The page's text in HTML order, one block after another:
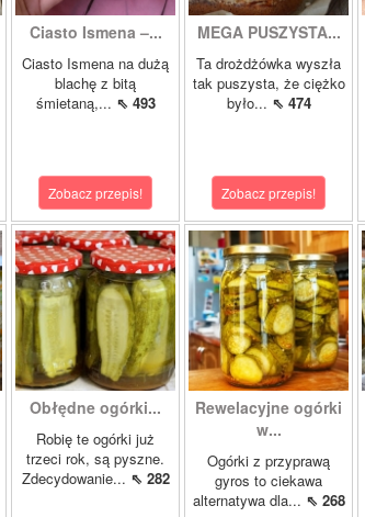
Ciasto Ismena –...
Ciasto Ismena na dużą
blachę z bitą
śmietaną,... ⇖ 493
Zobacz przepis!
MEGA PUSZYSTA...
Ta drożdżówka wyszła
tak puszysta, że ciężko
było... ⇖ 474
Zobacz przepis!
Obłędne ogórki...
Robię te ogórki już
trzeci rok, są pyszne.
Zdecydowanie... ⇖ 282
Rewelacyjne ogórki
w...
Ogórki z przyprawą
gyros to ciekawa
alternatywa dla... ⇖ 268